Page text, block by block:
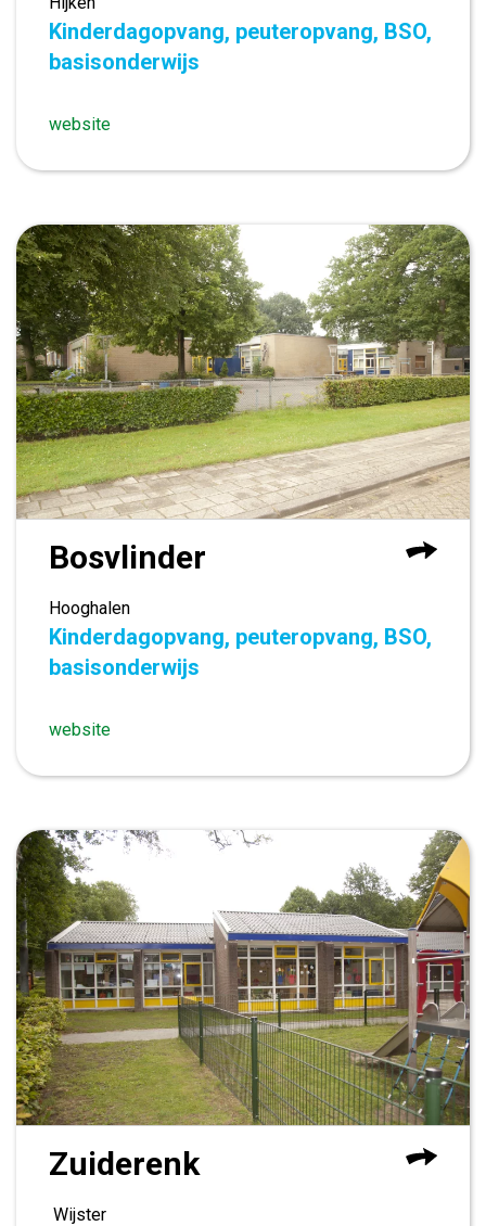
Kinderdagopvang, peuteropvang, BSO,
basisonderwijs
website
Bosvlinder
Hooghalen
Kinderdagopvang, peuteropvang, BSO,
basisonderwijs
website
Zuiderenk
Wijster